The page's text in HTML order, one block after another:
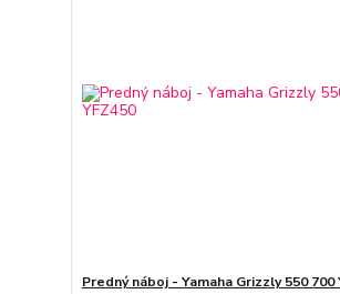
Predný náboj - Yamaha Grizzly 550 700